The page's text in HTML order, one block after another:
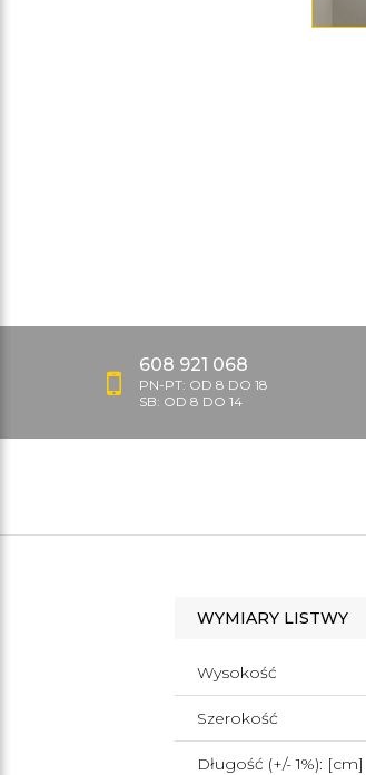
608 921 068
PN-PT: OD 8 DO 18
SB: OD 8 DO 14
WYMIARY LISTWY
Wysokość
Szerokość
Długość (+/- 1%): [cm]